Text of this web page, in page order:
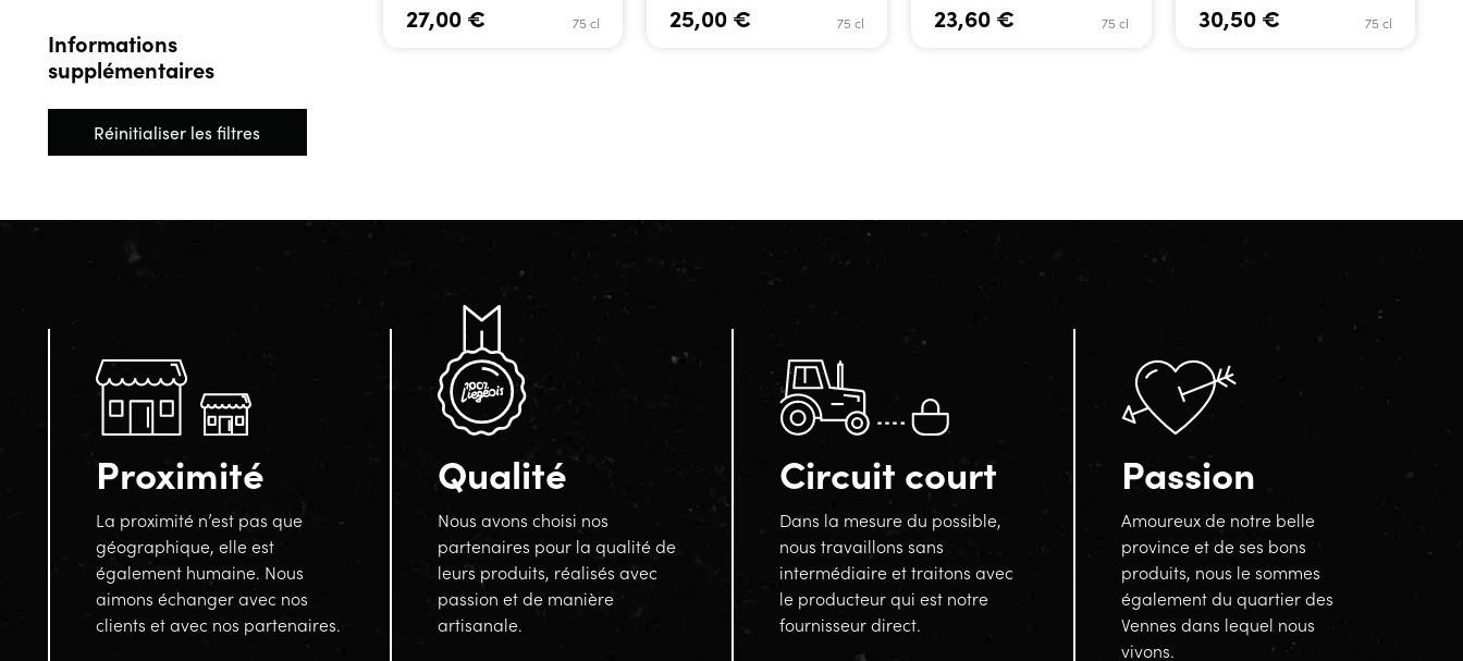
Informations
supplémentaires
Réinitialiser les filtres
75 cl
27,00 € 75 cl
25,00 € 75 cl
23,60 € 75 cl
30,50 €
Proximité
La proximité n’est pas que
géographique, elle est
également humaine. Nous
aimons échanger avec nos
clients et avec nos partenaires.
Qualité
Nous avons choisi nos
partenaires pour la qualité de
leurs produits, réalisés avec
passion et de manière
artisanale.
Circuit court
Dans la mesure du possible,
nous travaillons sans
intermédiaire et traitons avec
le producteur qui est notre
fournisseur direct.
Passion
Amoureux de notre belle
province et de ses bons
produits, nous le sommes
également du quartier des
Vennes dans lequel nous
vivons.